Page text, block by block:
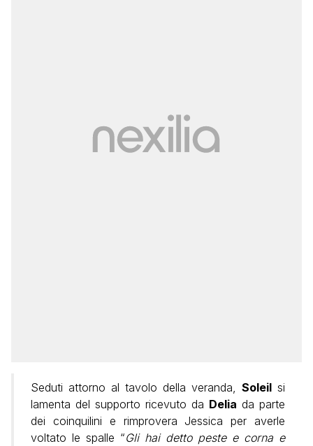
Seduti attorno al tavolo della veranda, Soleil si
lamenta del supporto ricevuto da Delia da parte
dei coinquilini e rimprovera Jessica per averle
voltato le spalle “Gli hai detto peste e corna e